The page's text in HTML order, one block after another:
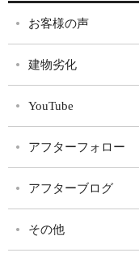
お客様の声
建物劣化
YouTube
アフターフォロー
アフターブログ
その他